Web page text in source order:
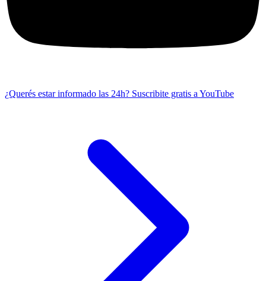
¿Querés estar informado las 24h? Suscribite gratis a YouTube